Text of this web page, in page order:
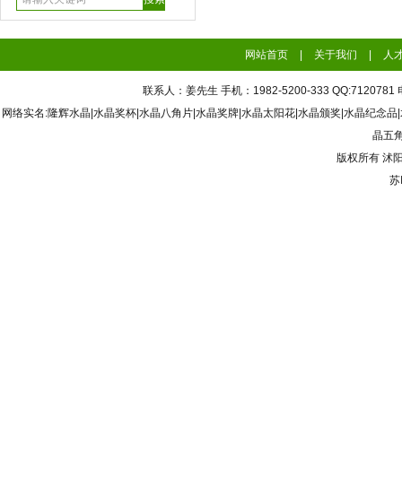
网站首页 关于我们 人
联系人：姜先生 手机：1982-5200-333 QQ:7120781
网络实名:隆辉水晶|水晶奖杯|水晶八角片|水晶奖牌|水晶太阳花|水晶颁奖|水晶纪念
晶五
版权所有 沭